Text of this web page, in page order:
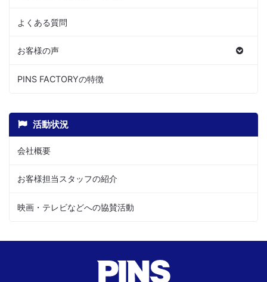
よくある質問
お客様の声
PINS FACTORYの特徴
活動状況
会社概要
お客様担当スタッフの紹介
映画・テレビなどへの協賛活動